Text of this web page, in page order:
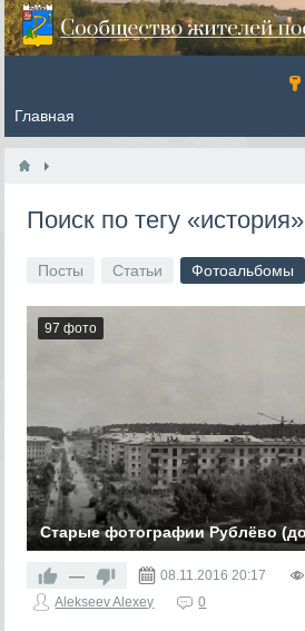
Поиск по тегу «история»
Посты Статьи Фотоальбомы
97 фото
Старые фотографии Рублёво
— 08.11.2016 20:17
Alekseev Alexey
0